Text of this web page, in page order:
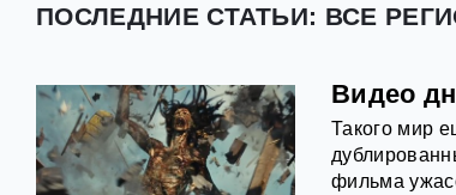
ПОСЛЕДНИЕ СТАТЬИ: ВСЕ
Видео
Такого мир
фильма